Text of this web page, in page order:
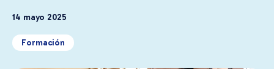
14 mayo 2025
Formación